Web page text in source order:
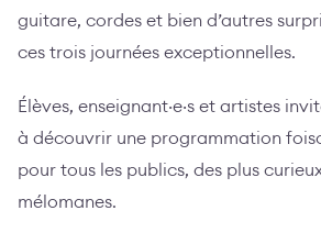
guitare, cordes et bien d’autres
ces trois journées exceptionnelles.
Élèves, enseignant·e·s et artistes
à découvrir une programmation
pour tous les publics, des plus
mélomanes.